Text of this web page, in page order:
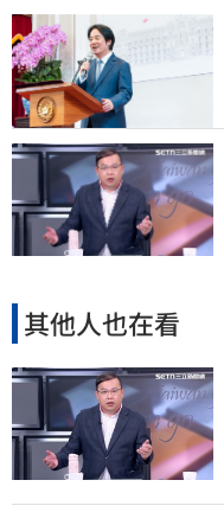
其他人也在看